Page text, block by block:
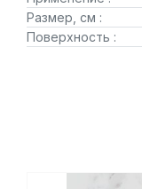
Размер, см :
Поверхность :